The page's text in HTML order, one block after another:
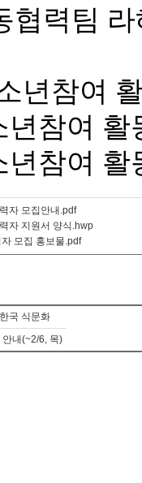
협력팀
년참여
년참여
년참여
자 모집안내.pdf
자 지원서 양식.hwp
모집 홍보물.pdf
국 식문화
내(~2/6, 목)